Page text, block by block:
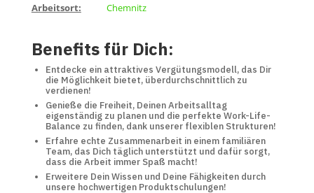
Arbeitsort: Chemnitz
Benefits für Dich:
Entdecke ein attraktives Vergütungsmodell, das Dir
die Möglichkeit bietet, überdurchschnittlich zu
verdienen!
Genieße die Freiheit, Deinen Arbeitsalltag
eigenständig zu planen und die perfekte Work-Life-
Balance zu finden, dank unserer flexiblen Strukturen!
Erfahre echte Zusammenarbeit in einem familiären
Team, das Dich täglich unterstützt und dafür sorgt,
dass die Arbeit immer Spaß macht!
Erweitere Dein Wissen und Deine Fähigkeiten durch
unsere hochwertigen Produktschulungen!